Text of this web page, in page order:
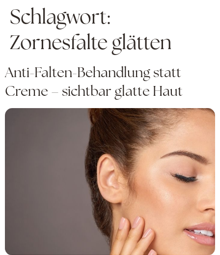
Schlagwort:
Zornesfalte glätten
Anti-Falten-Behandlung statt
Creme – sichtbar glatte Haut